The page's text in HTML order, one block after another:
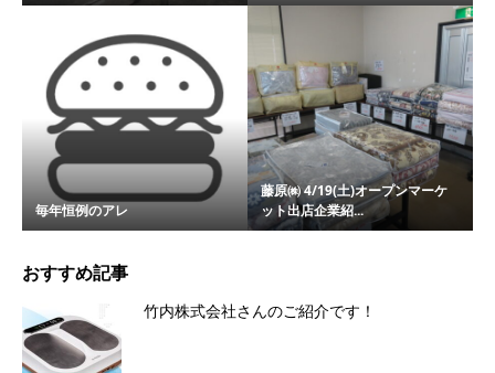
毎年恒例のアレ
藤原㈱ 4/19(土)オープンマーケ
ット出店企業紹...
おすすめ記事
竹内株式会社さんのご紹介です！